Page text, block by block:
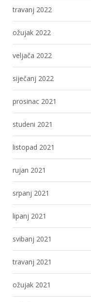
travanj 2022
ožujak 2022
veljača 2022
siječanj 2022
prosinac 2021
studeni 2021
listopad 2021
rujan 2021
srpanj 2021
lipanj 2021
svibanj 2021
travanj 2021
ožujak 2021